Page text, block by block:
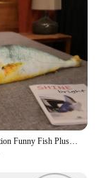
Giant Simulation Funny Fish Plush Toys Stuffed Soft Animal Yellow Croaker Pillow Creative Sleep Cushion for Kids Girls Xmas Gift